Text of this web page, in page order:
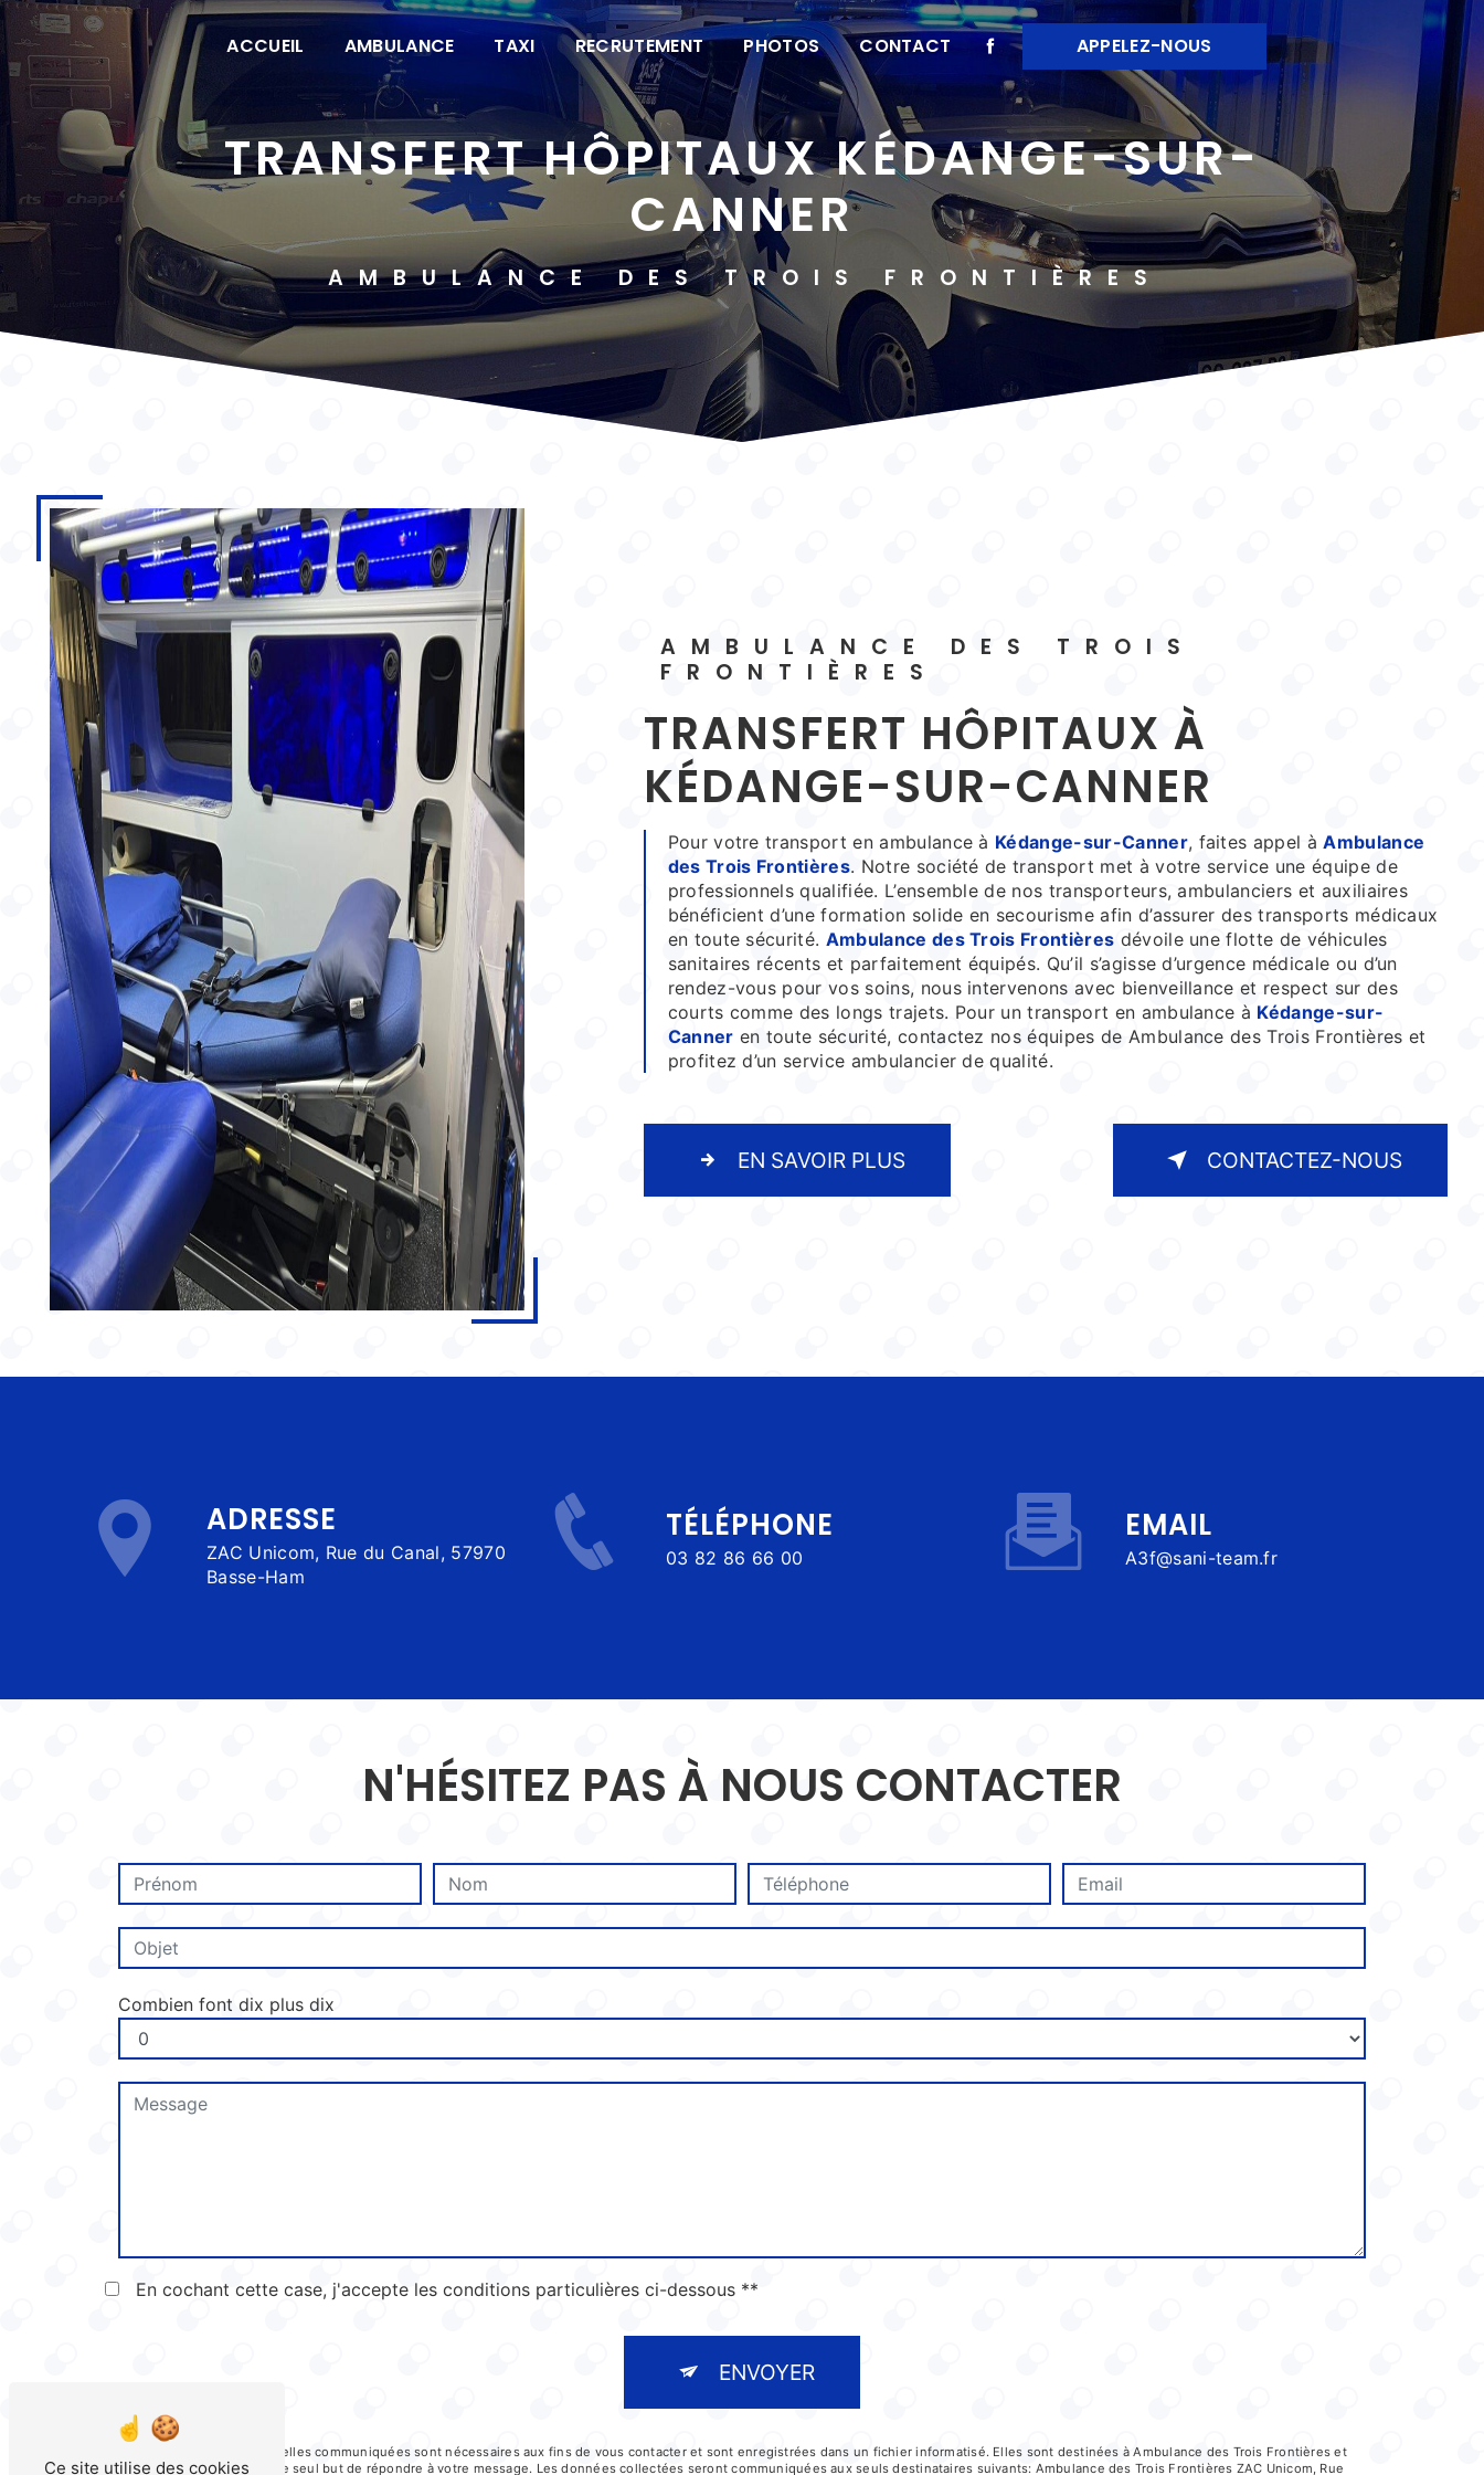
ACCUEIL AMBULANCE TAXI RECRUTEMENT PHOTOS CONTACT APPELEZ-NOUS
TRANSFERT HÔPITAUX KÉDANGE-SUR-
CANNER
AMBULANCE DES TROIS FRONTIÈRES
AMBULANCE DES TROIS
FRONTIÈRES
TRANSFERT HÔPITAUX À
KÉDANGE-SUR-CANNER
Pour votre transport en ambulance à Kédange-sur-Canner, faites appel àAmbulance
des Trois Frontières. Notre société de transport met à votre service une équipe de
professionnels qualifiée. L’ensemble de nos transporteurs, ambulanciers et auxiliaires
bénéficient d’une formation solide en secourisme afin d’assurer des transports médicaux
en toute sécurité. Ambulance des Trois Frontières dévoile une flotte de véhicules
sanitaires récents et parfaitement équipés. Qu’il s’agisse d’urgence médicale ou d’un
rendez-vous pour vos soins, nous intervenons avec bienveillance et respect sur des
courts comme des longs trajets. Pour un transport en ambulance à Kédange-sur-
Canner en toute sécurité, contactez nos équipes de Ambulance des Trois Frontières et
profitez d’un service ambulancier de qualité.
EN SAVOIR PLUS CONTACTEZ-NOUS
ADRESSE
ZAC Unicom, Rue du Canal, 57970
Basse-Ham
TÉLÉPHONE
03 82 86 66 00
EMAIL
a3f@sani-team.fr
N'HÉSITEZ PAS À NOUS CONTACTER
Combien font dix plus dix
En cochant cette case, j'accepte les conditions particulières ci-dessous **
ENVOYER
** Les données personnelles communiquées sont nécessaires aux fins de vous contacter et sont enregistrées dans un fichier informatisé. Elles sont destinées à Ambulance des Trois Frontières et
ses sous-traitants dans le seul but de répondre à votre message. Les données collectées seront communiquées aux seuls destinataires suivants: Ambulance des Trois Frontières ZAC Unicom, Rue
Panneau de gestion des cookies
Ce site utilise des cookies